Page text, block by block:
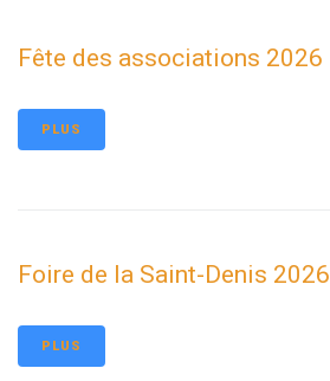
Fête des associations 2026
PLUS
Foire de la Saint-Denis 2026
PLUS